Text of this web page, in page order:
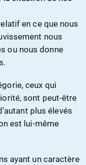
en ce que nous
nous
ou nous donne
ceux qui
sont peut-être
plus élevés
est lui-même
ayant un caractère